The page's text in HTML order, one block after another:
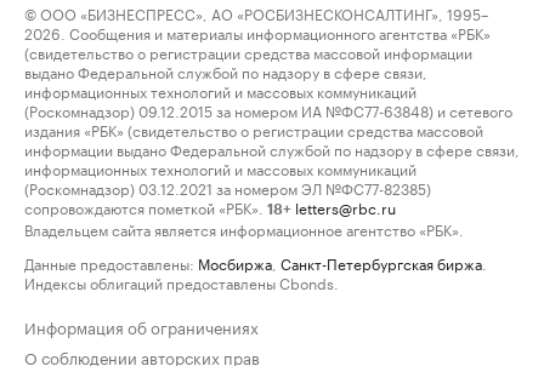
© ООО «БИЗНЕСПРЕСС», АО «РОСБИЗНЕСКОНСАЛТИНГ», 1995–
2026. Сообщения и материалы информационного агентства «РБК»
(свидетельство о регистрации средства массовой информации
выдано Федеральной службой по надзору в сфере связи,
информационных технологий и массовых коммуникаций
(Роскомнадзор) 09.12.2015 за номером ИА №ФС77-63848) и сетевого
издания «РБК» (свидетельство о регистрации средства массовой
информации выдано Федеральной службой по надзору в сфере связи,
информационных технологий и массовых коммуникаций
(Роскомнадзор) 03.12.2021 за номером ЭЛ №ФС77-82385)
сопровождаются пометкой «РБК».
18+ letters@rbc.ru
Владельцем сайта является информационное агентство «РБК».
Данные предоставлены: Мосбиржа Санкт-Петербургская биржа
Индексы облигаций предоставлены Cbonds.
Информация об ограничениях
О соблюдении авторских прав